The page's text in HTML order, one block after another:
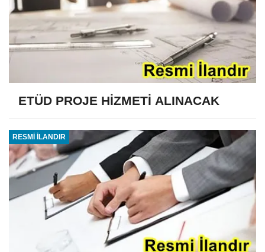
ETÜD PROJE HİZMETİ ALINACAK
RESMİ İLANDIR